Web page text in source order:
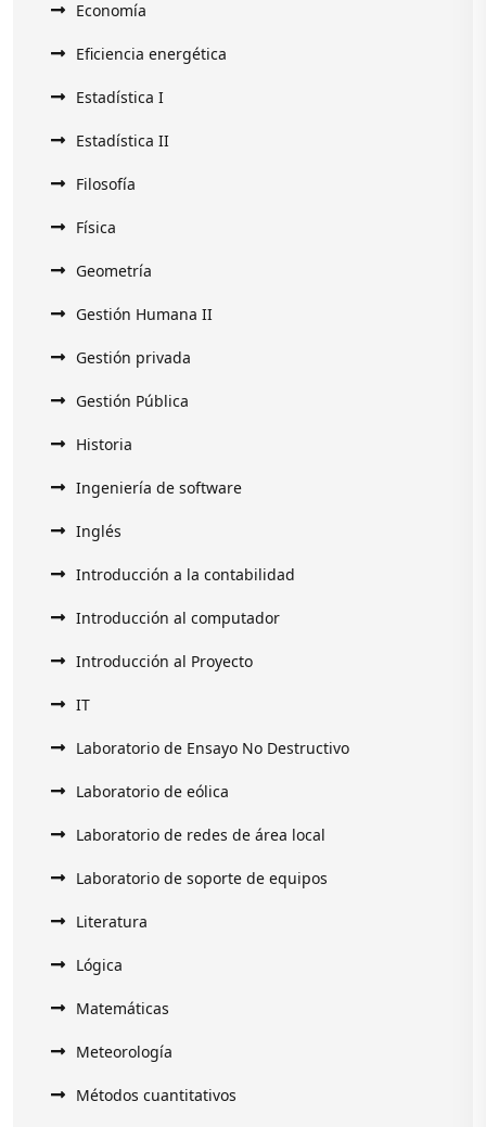
Economía
Eficiencia energética
Estadística I
Estadística II
Filosofía
Física
Geometría
Gestión Humana II
Gestión privada
Gestión Pública
Historia
Ingeniería de software
Inglés
Introducción a la contabilidad
Introducción al computador
Introducción al Proyecto
IT
Laboratorio de Ensayo No Destructivo
Laboratorio de eólica
Laboratorio de redes de área local
Laboratorio de soporte de equipos
Literatura
Lógica
Matemáticas
Meteorología
Métodos cuantitativos